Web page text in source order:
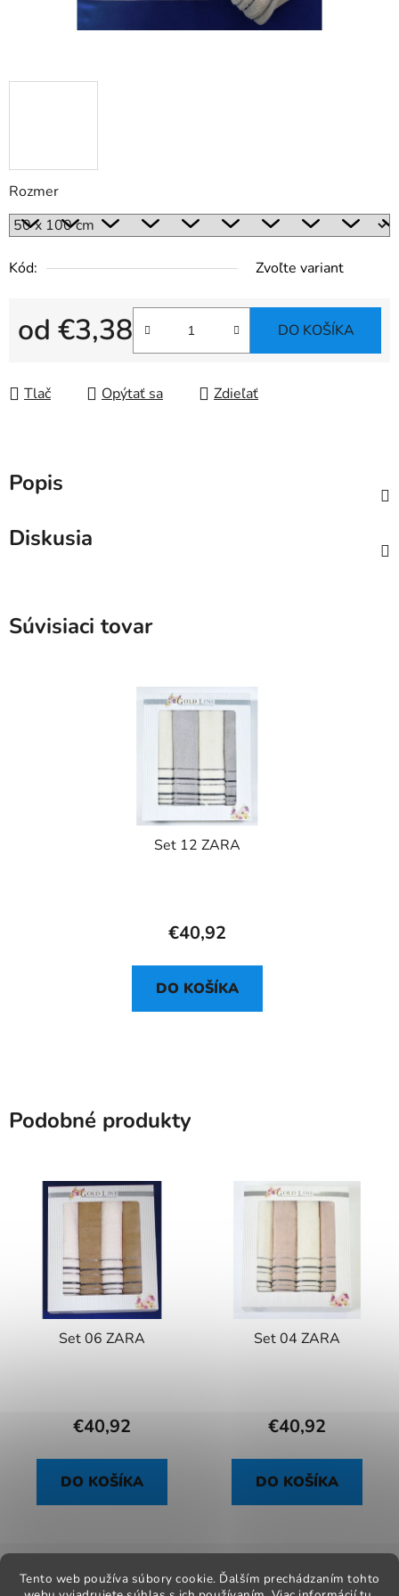
Tento web používa súbory cookie. Ďalším prechádzaním tohto
Rozmer
Kód: Zvoľte variant
od €3,38 DO KOŠÍKA
Tlač Opýtať sa Zdieľať
Popis
Diskusia
Súvisiaci tovar
Set 12 ZARA
€40,92
DO KOŠÍKA
Podobné produkty
Set 06 ZARA
€40,92
DO KOŠÍKA
Set 04 ZARA
€40,92
DO KOŠÍKA
Z
Kontakt Obchodné podmienky
Odstúpenie od zmluvy